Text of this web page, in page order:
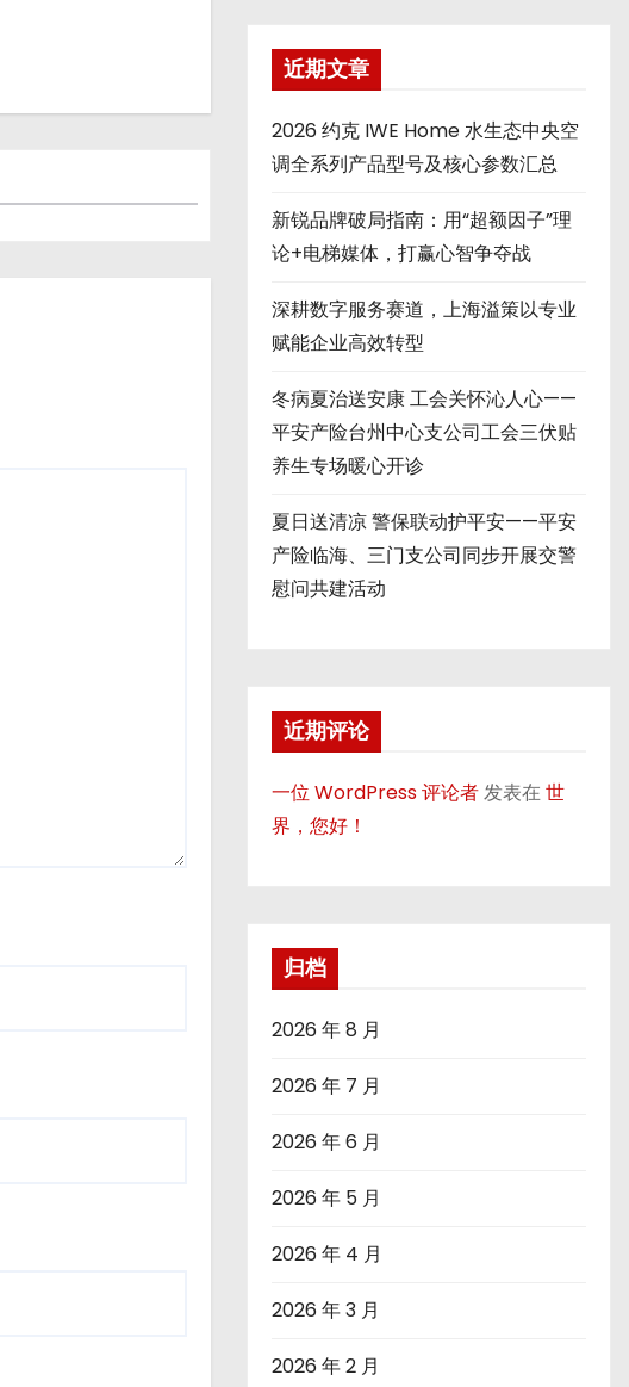
近期文章
2026 约克 IWE Home 水生态中央空
调全系列产品型号及核心参数汇总
新锐品牌破局指南：用“超额因子”理
论+电梯媒体，打赢心智争夺战
深耕数字服务赛道，上海溢策以专业
赋能企业高效转型
冬病夏治送安康 工会关怀沁人心——
平安产险台州中心支公司工会三伏贴
养生专场暖心开诊
夏日送清凉 警保联动护平安——平安
产险临海、三门支公司同步开展交警
慰问共建活动
近期评论
一位 WordPress 评论者发表在世
界，您好！
归档
2026 年 8 月
2026 年 7 月
2026 年 6 月
2026 年 5 月
2026 年 4 月
2026 年 3 月
2026 年 2 月